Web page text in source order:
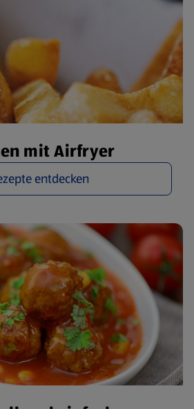
mit Airfryer
entdecken